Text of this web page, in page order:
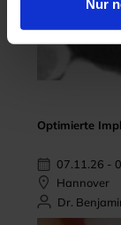
Nur
Optimierte
07.11.26 -
Hannover
Dr.